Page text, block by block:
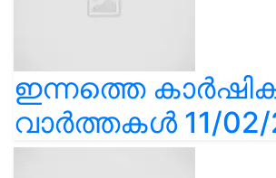
ഇന്നത്തെ
വാർത്തകൾ 11/02/